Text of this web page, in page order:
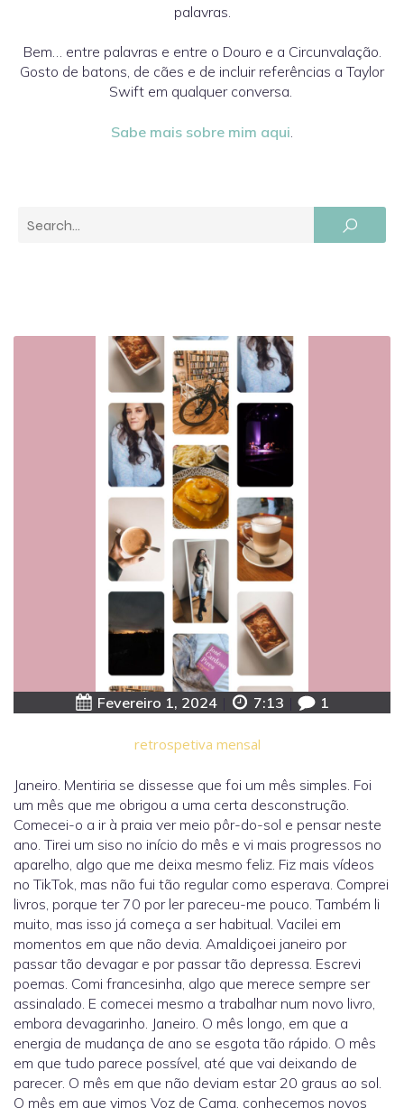
palavras.
Bem… entre palavras e entre o Douro e a Circunvalação.
Gosto de batons, de cães e de incluir referências a Taylor
Swift em qualquer conversa.
Sabe mais sobre mim aqui.
Fevereiro 1, 2024 7:13 1
retrospetiva mensal
Janeiro. Mentiria se dissesse que foi um mês simples. Foi
um mês que me obrigou a uma certa desconstrução.
Comecei-o a ir à praia ver meio pôr-do-sol e pensar neste
ano. Tirei um siso no início do mês e vi mais progressos no
aparelho, algo que me deixa mesmo feliz. Fiz mais vídeos
no TikTok, mas não fui tão regular como esperava. Comprei
livros, porque ter 70 por ler pareceu-me pouco. Também li
muito, mas isso já começa a ser habitual. Vacilei em
momentos em que não devia. Amaldiçoei janeiro por
passar tão devagar e por passar tão depressa. Escrevi
poemas. Comi francesinha, algo que merece sempre ser
assinalado. E comecei mesmo a trabalhar num novo livro,
embora devagarinho. Janeiro. O mês longo, em que a
energia de mudança de ano se esgota tão rápido. O mês
em que tudo parece possível, até que vai deixando de
parecer. O mês em que não deviam estar 20 graus ao sol.
O mês em que vimos Voz de Cama, conhecemos novos